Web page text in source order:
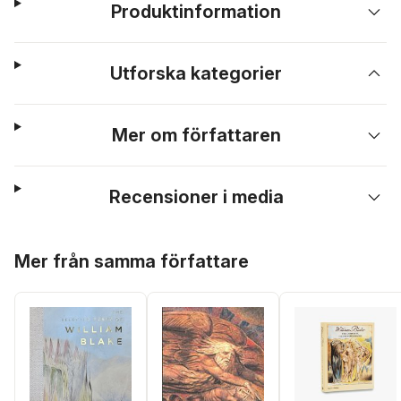
Produktinformation
Utforska kategorier
Mer om författaren
Recensioner i media
Mer från samma författare